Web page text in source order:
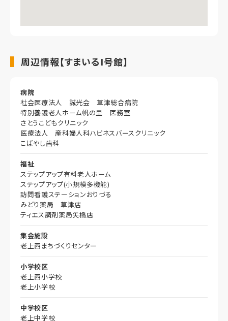
周辺情報【すまいるI号館】
病院
社会医療法人 誠光会 草津総合病院
特別養護老人ホーム帆の里 医務室
さとうこどもクリニック
医療法人 産科婦人科ハピネスバースクリニック
こばやし歯科
福祉
ステップアップ有料老人ホーム
ステップアップ(小規模多機能)
訪問看護ステーションおりづる
みどり薬局 草津店
ティエス調剤薬局矢橋店
集会施設
老上西まちづくりセンター
小学校区
老上西小学校
老上小学校
中学校区
老上中学校